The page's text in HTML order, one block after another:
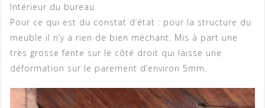
Intérieur du bureau
Pour ce qui est du constat d’état : pour la structure du
meuble il n’y a rien de bien méchant. Mis à part une
très grosse fente sur le côté droit qui laisse une
déformation sur le parement d’environ 5mm.